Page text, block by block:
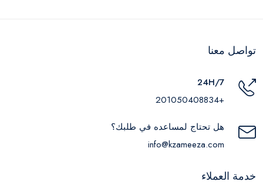
تواصل معنا
24H/7
+201050408834
هل تحتاج لمساعده في طلبك؟
info@kzameeza.com
خدمة العملاء